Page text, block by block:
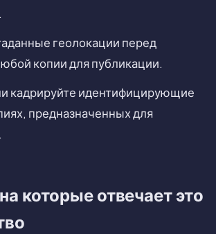
геолокации перед
копии для публикации.
кадрируйте идентифицирующие
предназначенных для
которые отвечает это